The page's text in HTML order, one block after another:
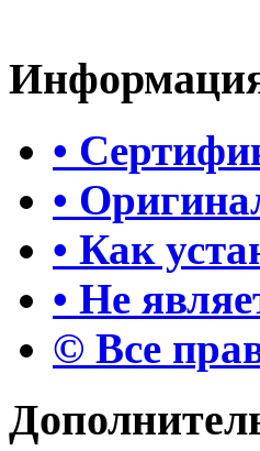
•
•
• Как
• Не
© Все